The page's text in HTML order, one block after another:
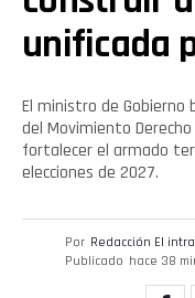
unificada
El ministro de Gobierno
del Movimiento
fortalecer el armado
elecciones de 2027.
Por Redacción El
Publicado hace 38